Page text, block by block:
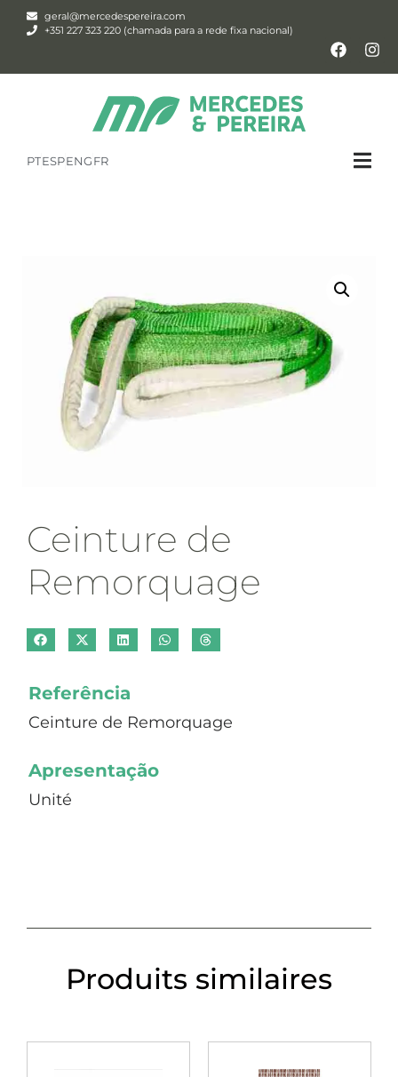
geral@mercedespereira.com
+351 227 323 220 (chamada para a rede fixa nacional)
PTESPENGFR
Ceinture de
Remorquage
Referência
Ceinture de Remorquage
Apresentação
Unité
Produits similaires